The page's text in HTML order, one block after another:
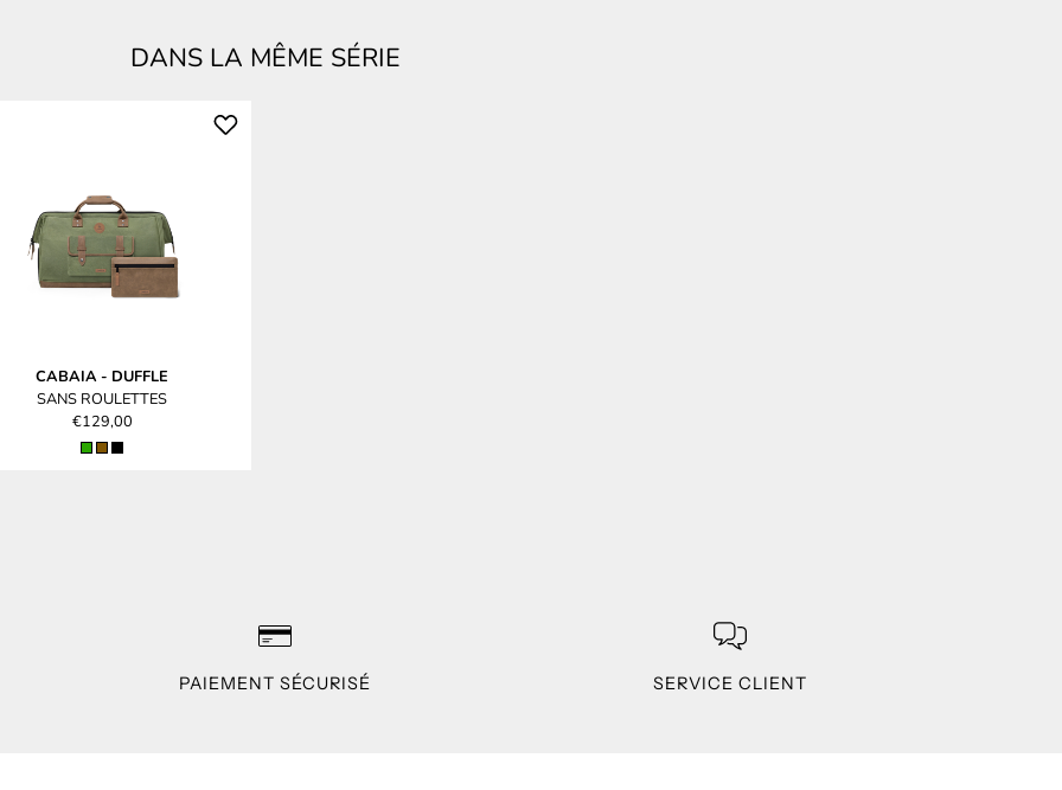
DANS LA MÊME SÉRIE
CABAIA- DUFFLE
SANS ROULETTES
€129,00
PAIEMENT SÉCURISÉ SERVICE CLIENT